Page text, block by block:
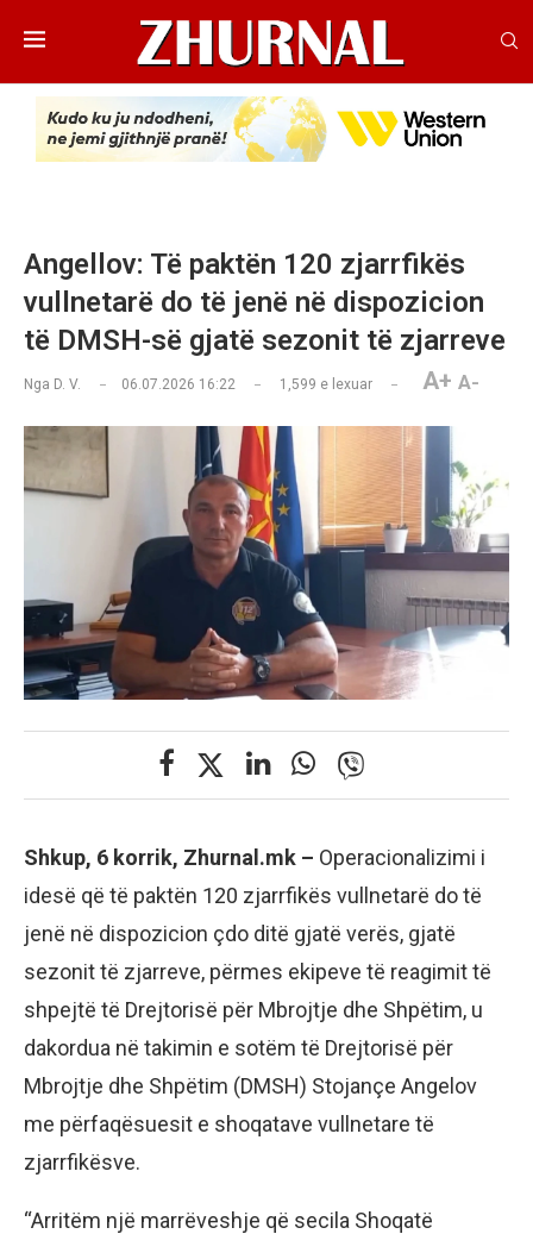
Angellov: Të paktën 120 zjarrfikës
vullnetarë do të jenë në dispozicion
të DMSH-së gjatë sezonit të zjarreve
Nga D. V. 06.07.2026 16:22 1,599 e lexuar A+ A-
Shkup, 6 korrik, Zhurnal.mk – Operacionalizimi i
idesë që të paktën 120 zjarrfikës vullnetarë do të
jenë në dispozicion çdo ditë gjatë verës, gjatë
sezonit të zjarreve, përmes ekipeve të reagimit të
shpejtë të Drejtorisë për Mbrojtje dhe Shpëtim, u
dakordua në takimin e sotëm të Drejtorisë për
Mbrojtje dhe Shpëtim (DMSH) Stojançe Angelov
me përfaqësuesit e shoqatave vullnetare të
zjarrfikësve.
“Arritëm një marrëveshje që secila Shoqatë